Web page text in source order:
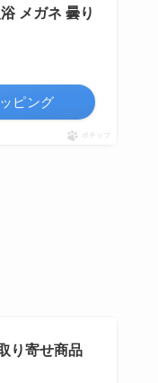
メガネ 曇り
ピング
ポチップ
り寄せ商品